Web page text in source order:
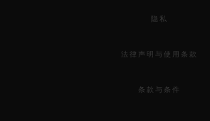
隐私
法律声明与使用条款
条款与条件